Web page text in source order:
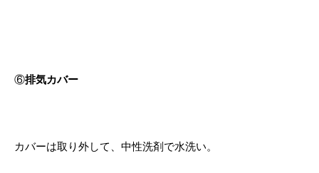
⑥排気カバー
カバーは取り外して、中性洗剤で水洗い。